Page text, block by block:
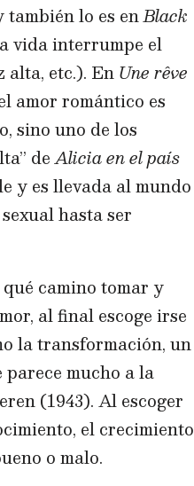
también lo es enBlack
vida interrumpe el
alta, etc.). EnUne rêve
amor romántico es
sino uno de los
deAlicia en el país
y es llevada al mundo
hasta ser
camino tomar y
al final escoge irse
la transformación, un
mucho a la
(1943). Al escoger
el crecimiento
o malo.